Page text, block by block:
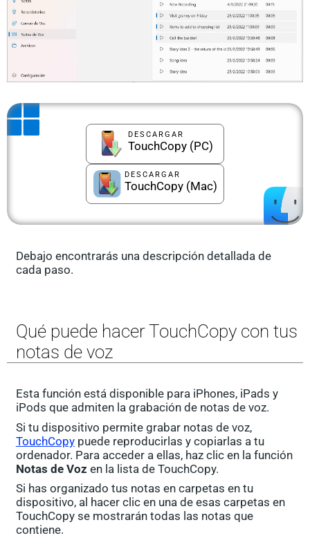
DESCARGAR
TouchCopy (PC)
DESCARGAR
TouchCopy (Mac)
Debajo encontrarás una descripción detallada de
cada paso.
Qué puede hacer TouchCopy con tus
notas de voz
Esta función está disponible para iPhones, iPads y
iPods que admiten la grabación de notas de voz.
Si tu dispositivo permite grabar notas de voz,
TouchCopypuede reproducirlas y copiarlas a tu
ordenador. Para acceder a ellas, haz clic en la función
Notas de Voz en la lista de TouchCopy.
Si has organizado tus notas en carpetas en tu
dispositivo, al hacer clic en una de esas carpetas en
TouchCopy se mostrarán todas las notas que
contiene.